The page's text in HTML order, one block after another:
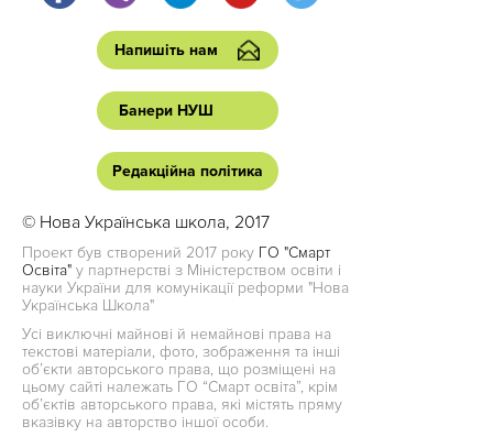
Напишіть нам
Банери НУШ
Редакційна політика
© Нова Українська школа, 2017
Проект був створений 2017 року ГО "Смарт
Освіта" у партнерстві з Міністерством освіти і
науки України для комунікації реформи "Нова
Українська Школа"
Усі виключні майнові й немайнові права на
текстові матеріали, фото, зображення та інші
об’єкти авторського права, що розміщені на
цьому сайті належать ГО “Смарт освіта”, крім
об’єктів авторського права, які містять пряму
вказівку на авторство іншої особи.